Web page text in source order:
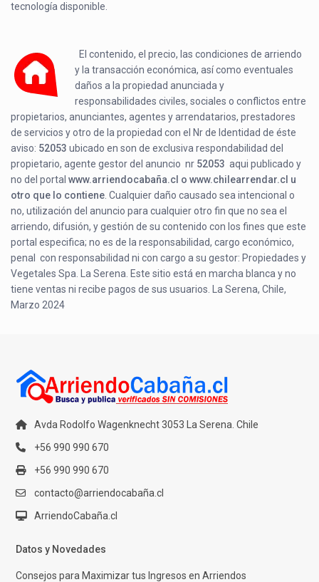
tecnología disponible.
El contenido, el precio, las condiciones de arriendo
y la transacción económica, así como eventuales
daños a la propiedad anunciada y
responsabilidades civiles, sociales o conflictos entre
propietarios, anunciantes, agentes y arrendatarios, prestadores
de servicios y otro de la propiedad con el Nr de Identidad de éste
aviso: 52053 ubicado enson de exclusiva respondabilidad del
propietario, agente gestor del anuncio nr 52053 aqui publicado y
no del portalwww.arriendocabaña.cl o www.chilearrendar.cl u
otro que lo contiene . Cualquier daño causado sea intencional o
no, utilización del anuncio para cualquier otro fin que no sea el
arriendo, difusión, y gestión de su contenido con los fines que este
portal especifica; no es de la responsabilidad, cargo económico,
penal con responsabilidad ni con cargo a su gestor: Propiedades y
Vegetales Spa. La Serena. Este sitio está en marcha blanca y no
tiene ventas ni recibe pagos de sus usuarios. La Serena, Chile,
Marzo 2024
Avda Rodolfo Wagenknecht 3053 La Serena. Chile
+56 990 990 670
+56 990 990 670
contacto@arriendocabaña.cl
ArriendoCabaña.cl
Datos y Novedades
Consejos para Maximizar tus Ingresos en Arriendos